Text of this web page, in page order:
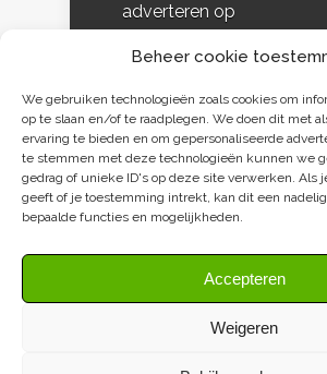
Beheer cookie
We gebruiken technologieën zoals cookies om
op te slaan en/of te raadplegen. We doen dit met
ervaring te bieden en om gepersonaliseerde
te stemmen met deze technologieën kunnen we
gedrag of unieke ID's op deze site verwerken. Als
geeft of je toestemming intrekt, kan dit een
bepaalde functies en mogelijkheden.
Accepteren
Weigeren
adverteren op
DK & media
Disclaimer
Privacy verklaring